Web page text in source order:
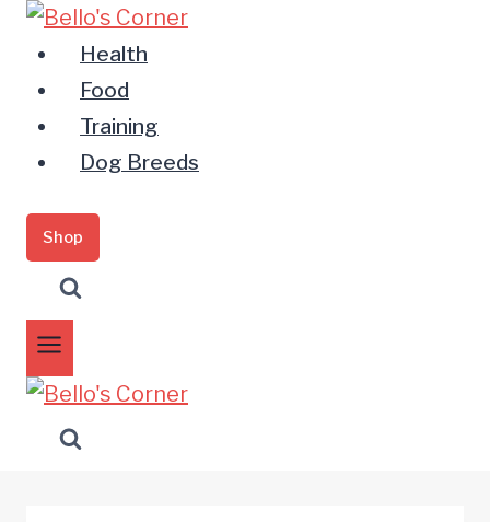
Zum
Inhalt
springen
Health
Food
Training
Dog Breeds
Shop